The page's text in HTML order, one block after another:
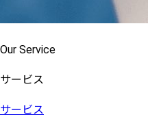
Our Service
サービス
サービス